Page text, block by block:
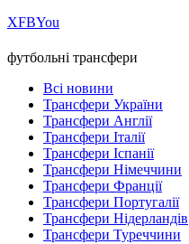
ХFBYou
футбольні трансфери
Всі новини
Трансфери України
Трансфери Англії
Трансфери Італії
Трансфери Іспанії
Трансфери Німеччини
Трансфери Франції
Трансфери Португалії
Трансфери Нідерландів
Трансфери Туреччини